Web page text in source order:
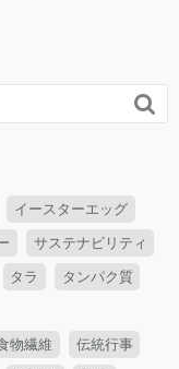

イースターエッグ
サステナビリティ
タラ タンパク質
物繊維 伝統行事